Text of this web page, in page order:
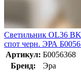
Светильник OL36
спот черн. ЭРА
Артикул: Б0056368
Бренд:
Эра